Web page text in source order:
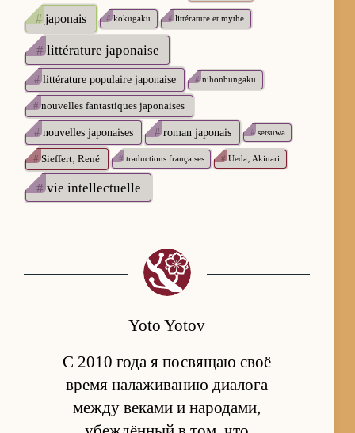
#japonais #kokugaku #littérature et mythe
#littérature japonaise
#littérature populaire japonaise #nihonbungaku
#nouvelles fantastiques japonaises
#nouvelles japonaises #roman japonais #setsuwa
#Sieffert‚ René #traductions françaises #Ueda‚ Akinari
#vie intellectuelle
Yoto Yotov
С 2010 года я посвящаю своё
время налаживанию диалога
между веками и народами,